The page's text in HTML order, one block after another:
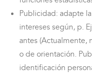
Publicidad: adapte
intereses según, p.
antes (Actualmente,
o de orientación.
identificación